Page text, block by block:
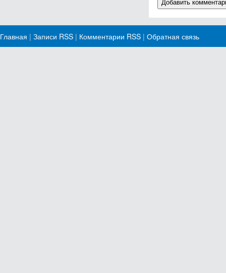
Главная | Записи RSS | Комментарии RSS | Обратная связь